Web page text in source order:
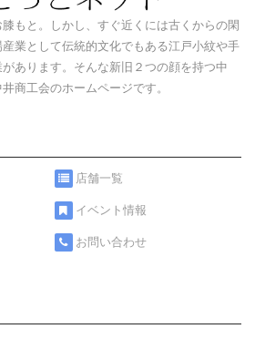
もと。しかし、すぐ近くには古くからの閑
業として伝統的文化でもある江戸小紋や手
あります。そんな新旧２つの顔を持つ中
商工会のホームページです。
店舗一覧
イベント情報
お問い合わせ